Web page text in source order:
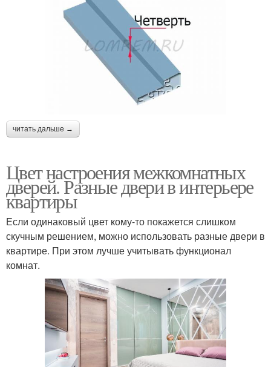
читать дальше →
Цвет настроения межкомнатных
дверей. Разные двери в интерьере
квартиры
Если одинаковый цвет кому-то покажется слишком
скучным решением, можно использовать разные двери в
квартире. При этом лучше учитывать функционал
комнат.